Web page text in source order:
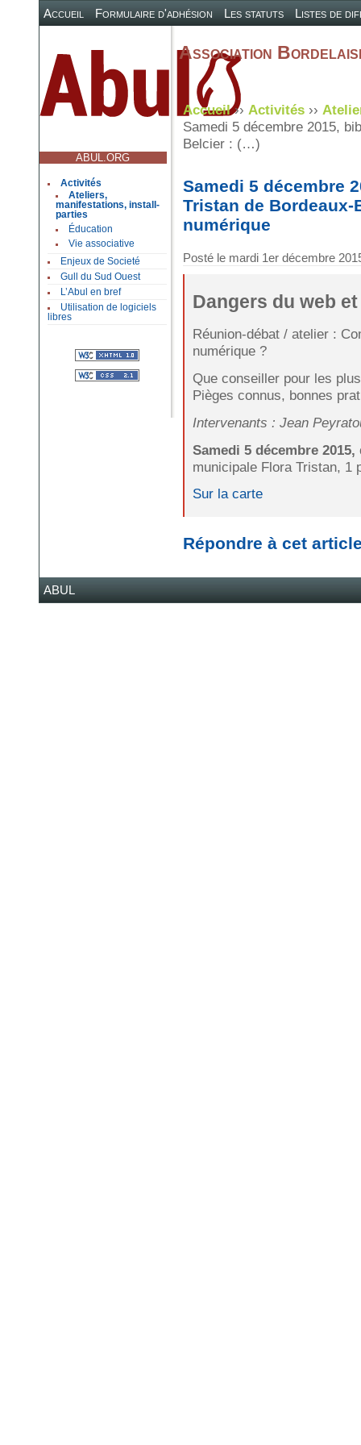
Accueil Formulaire d'adhésion Les statuts Listes de
ABUL.ORG
Activités
Ateliers,
manifestations, install-
parties
Éducation
Vie associative
Enjeux de Societé
Gull du Sud Ouest
L’Abul en bref
Utilisation de logiciels
libres
Association
Accueil›› Activités››
Samedi 5 décembre 2015,
Belcier : (…)
Samedi 5 décembre
Tristan de
numérique
Posté le mardi 1er décembre
Dangers du web
Réunion-débat / atelier :
numérique ?
Que conseiller pour les
Pièges connus, bonnes
Intervenants : Jean
Samedi 5 décembre 2015,
municipale Flora Tristan, 1
Sur la carte
Répondre à cet
ABUL